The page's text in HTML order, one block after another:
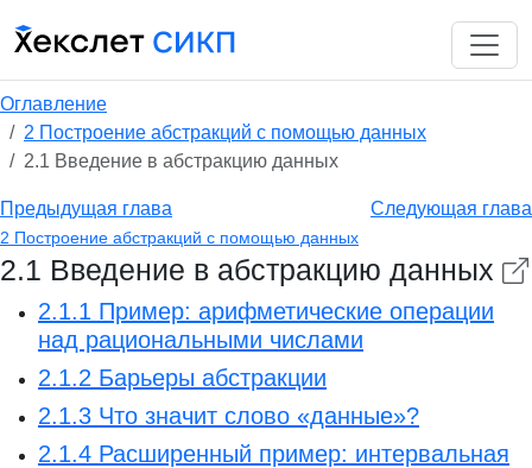
Оглавление
2 Построение абстракций с помощью данных
2.1 Введение в абстракцию данных
Предыдущая глава Следующая глава
2 Построение абстракций с помощью данных
2.1 Введение в абстракцию данных
2.1.1 Пример: арифметические операции
над рациональными числами
2.1.2 Барьеры абстракции
2.1.3 Что значит слово «данные»?
2.1.4 Расширенный пример: интервальная